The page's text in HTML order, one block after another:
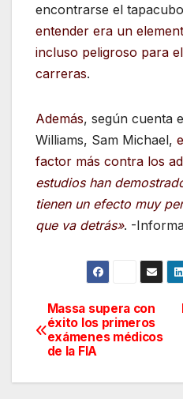
encontrarse el
entender era un
incluso peligroso para
carreras.
Además, según cuenta
Williams, Sam Michael,
factor más contra los
estudios han
tienen un efecto muy
que va detrás». -
Navegación
de
entradas
Massa supera con
éxito los primeros
exámenes médicos
de la FIA